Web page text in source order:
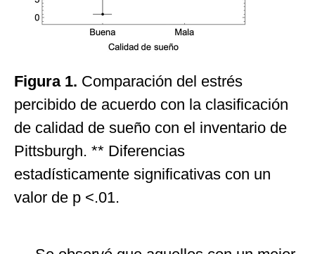
Figura 1. Comparación del estrés
percibido de acuerdo con la clasificación
de calidad de sueño con el inventario de
Pittsburgh. ** Diferencias
estadísticamente significativas con un
valor de p <.01.